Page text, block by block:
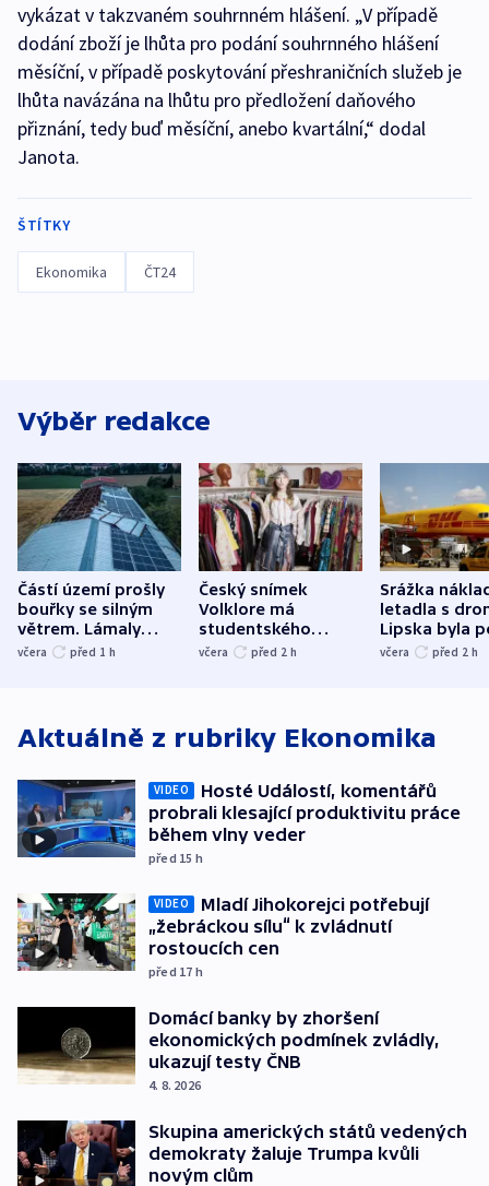
vykázat v takzvaném souhrnném hlášení. „V případě
dodání zboží je lhůta pro podání souhrnného hlášení
měsíční, v případě poskytování přeshraničních služeb je
lhůta navázána na lhůtu pro předložení daňového
přiznání, tedy buď měsíční, anebo kvartální,“ dodal
Janota.
ŠTÍTKY
Ekonomika ČT24
Výběr redakce
Částí území prošly
bouřky se silným
větrem. Lámaly
stromy a poničily
včera před 1 h
Český snímek
Volklore má
studentského
Oscara, zabojuje o
včera před 2 h
Srážka
letadla s
Lipska byla
německého
včera před 2 h
Aktuálně z rubriky Ekonomika
VIDEO
Hosté Událostí, komentářů
probrali klesající produktivitu práce
během vlny veder
před 15 h
VIDEO
Mladí Jihokorejci potřebují
„žebráckou sílu“ k zvládnutí
rostoucích cen
před 17 h
Domácí banky by zhoršení
ekonomických podmínek zvládly,
ukazují testy ČNB
4. 8. 2026
Skupina amerických států vedených
demokraty žaluje Trumpa kvůli
novým clům